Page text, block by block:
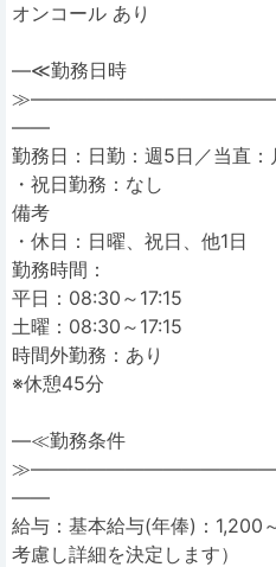
オンコール あり
―≪勤務日時
――
勤務日：日勤：週5日／当直：
・祝日勤務：なし
備考
・休日：日曜、祝日、他1日
勤務時間：
平日：08:30～17:15
土曜：08:30～17:15
時間外勤務：あり
※休憩45分
―≪勤務条件
――
給与：基本給与(年俸)：1,200
考慮し詳細を決定します）